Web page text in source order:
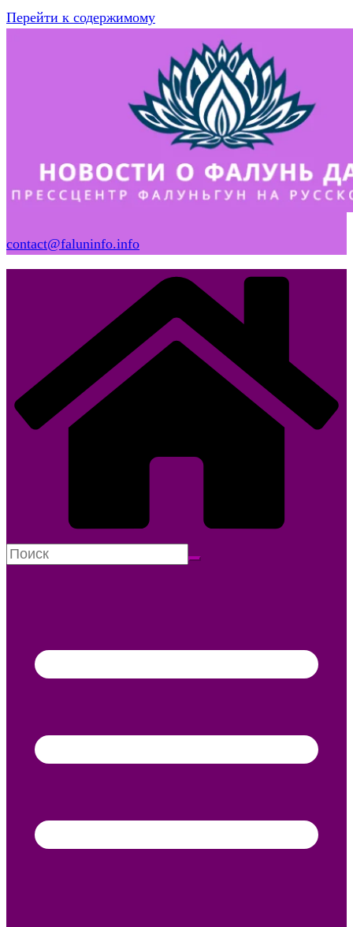
Перейти к содержимому
contact@faluninfo.info